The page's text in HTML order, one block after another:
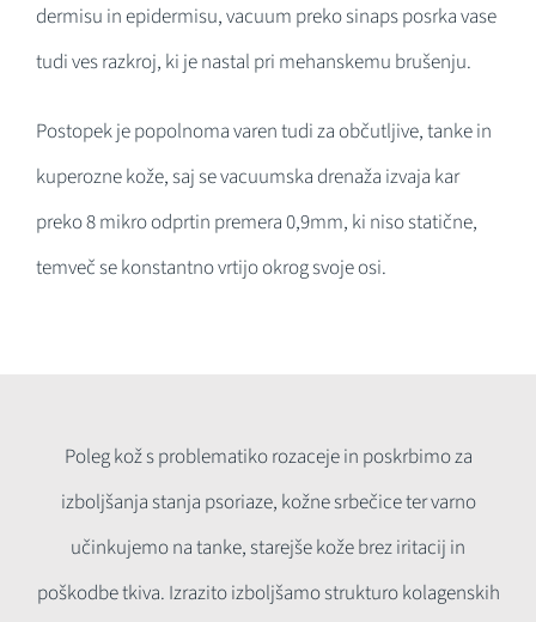
dermisu in epidermisu, vacuum preko sinaps posrka vase
tudi ves razkroj, ki je nastal pri mehanskemu brušenju.
Postopek je popolnoma varen tudi za občutljive, tanke in
kuperozne kože, saj se vacuumska drenaža izvaja kar
preko 8 mikro odprtin premera 0,9mm, ki niso statične,
temveč se konstantno vrtijo okrog svoje osi.
Poleg kož s problematiko rozaceje in poskrbimo za
izboljšanja stanja psoriaze, kožne srbečice ter varno
učinkujemo na tanke, starejše kože brez iritacij in
poškodbe tkiva. Izrazito izboljšamo strukturo kolagenskih